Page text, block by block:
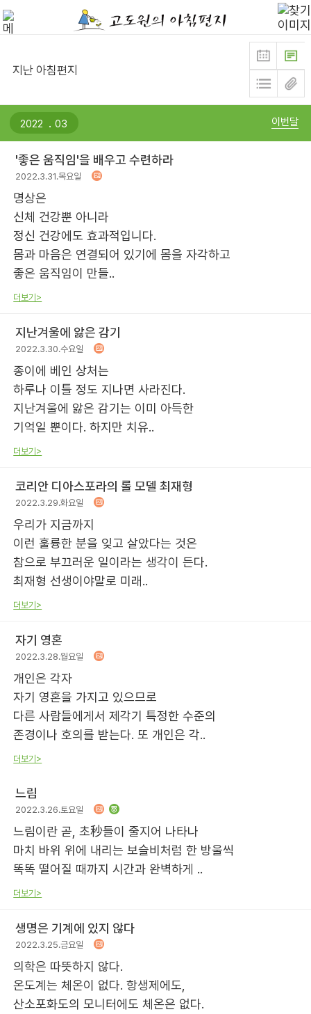
지난 아침편지
. 이번달
'좋은 움직임'을 배우고 수련하라
2022.3.31.목요일
명상은
신체 건강뿐 아니라
정신 건강에도 효과적입니다.
몸과 마음은 연결되어 있기에 몸을 자각하고
좋은 움직임이 만들..
더보기>
지난겨울에 앓은 감기
2022.3.30.수요일
종이에 베인 상처는
하루나 이틀 정도 지나면 사라진다.
지난겨울에 앓은 감기는 이미 아득한
기억일 뿐이다. 하지만 치유..
더보기>
코리안 디아스포라의 롤 모델 최재형
2022.3.29.화요일
우리가 지금까지
이런 훌륭한 분을 잊고 살았다는 것은
참으로 부끄러운 일이라는 생각이 든다.
최재형 선생이야말로 미래..
더보기>
자기 영혼
2022.3.28.월요일
개인은 각자
자기 영혼을 가지고 있으므로
다른 사람들에게서 제각기 특정한 수준의
존경이나 호의를 받는다. 또 개인은 각..
더보기>
느림
2022.3.26.토요일
느림이란 곧, 초秒들이 줄지어 나타나
마치 바위 위에 내리는 보슬비처럼 한 방울씩
똑똑 떨어질 때까지 시간과 완벽하게 ..
더보기>
생명은 기계에 있지 않다
2022.3.25.금요일
의학은 따뜻하지 않다.
온도계는 체온이 없다. 항생제에도,
산소포화도의 모니터에도 체온은 없다.